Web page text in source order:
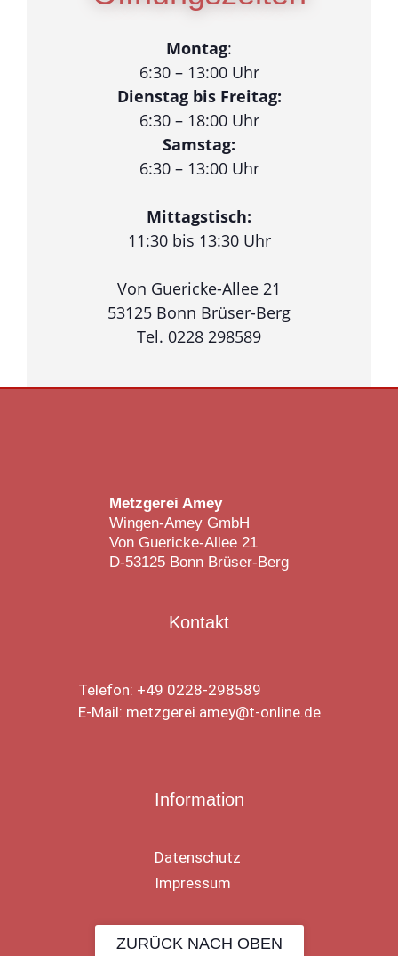
Montag:
6:30 – 13:00 Uhr
Dienstag bis Freitag:
6:30 – 18:00 Uhr
Samstag:
6:30 – 13:00 Uhr
Mittagstisch:
11:30 bis 13:30 Uhr
Von Guericke-Allee 21
53125 Bonn Brüser-Berg
Tel. 0228 298589
Metzgerei Amey
Wingen-Amey GmbH
Von Guericke-Allee 21
D-53125 Bonn Brüser-Berg
Kontakt
Telefon: +49 0228-298589
E-Mail: metzgerei.amey@t-online.de
Information
Datenschutz
Impressum
ZURÜCK NACH OBEN